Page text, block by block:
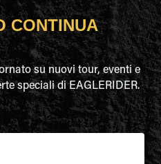
CONTINUA
su nuovi tour, eventi e
speciali di EAGLERIDER.